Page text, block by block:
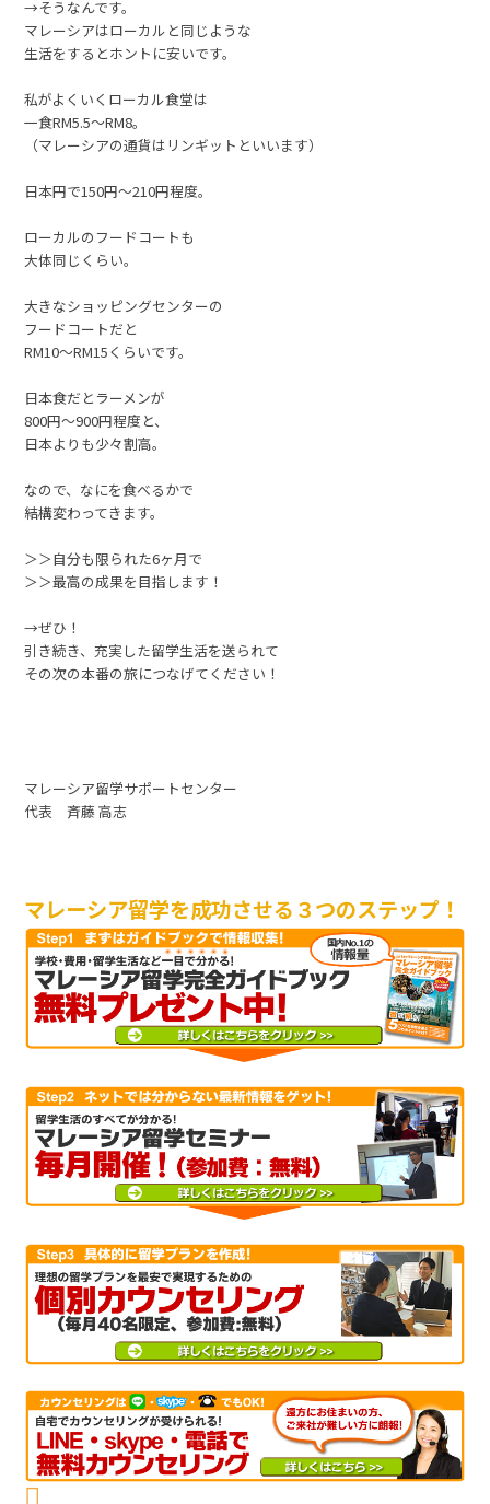
→そうなんです。
マレーシアはローカルと同じような
生活をするとホントに安いです。
私がよくいくローカル食堂は
一食RM5.5～RM8。
（マレーシアの通貨はリンギットといいます）
日本円で150円～210円程度。
ローカルのフードコートも
大体同じくらい。
大きなショッピングセンターの
フードコートだと
RM10～RM15くらいです。
日本食だとラーメンが
800円～900円程度と、
日本よりも少々割高。
なので、なにを食べるかで
結構変わってきます。
＞＞自分も限られた6ヶ月で
＞＞最高の成果を目指します！
→ぜひ！
引き続き、充実した留学生活を送られて
その次の本番の旅につなげてください！
マレーシア留学サポートセンター
代表 斉藤 高志
マレーシア留学を成功させる３つのステップ！